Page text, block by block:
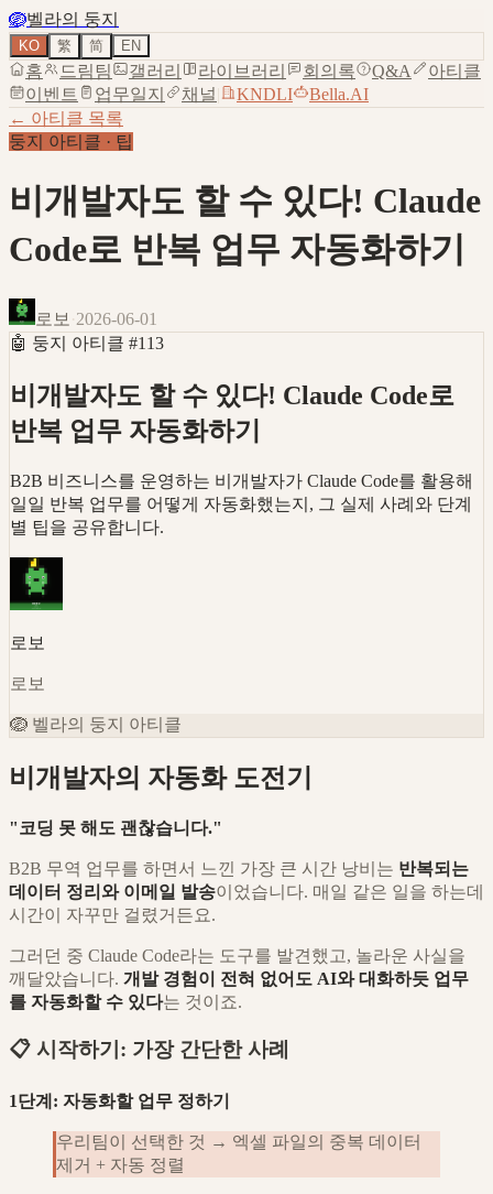
🪺벨라의 둥지
KO 繁 简 EN
홈 드림팀 갤러리 라이브러리 회의록 Q&A
아티클
이벤트
업무일지 채널 KNDLI
Bella.AI
← 아티클 목록
둥지 아티클 · 팁
비개발자도 할 수 있다! Claude
Code로 반복 업무 자동화하기
로보 ·2026-06-01
🤖 둥지 아티클 #113
비개발자도 할 수 있다! Claude Code로
반복 업무 자동화하기
B2B 비즈니스를 운영하는 비개발자가 Claude Code를 활용해
일일 반복 업무를 어떻게 자동화했는지, 그 실제 사례와 단계
별 팁을 공유합니다.
로보
로보
🪺 벨라의 둥지 아티클
비개발자의 자동화 도전기
"코딩 못 해도 괜찮습니다."
B2B 무역 업무를 하면서 느낀 가장 큰 시간 낭비는 반복되는
데이터 정리와 이메일 발송이었습니다. 매일 같은 일을 하는데
시간이 자꾸만 걸렸거든요.
그러던 중 Claude Code라는 도구를 발견했고, 놀라운 사실을
깨달았습니다. 개발 경험이 전혀 없어도 AI와 대화하듯 업무
를 자동화할 수 있다는 것이죠.
📋 시작하기: 가장 간단한 사례
1단계: 자동화할 업무 정하기
우리팀이 선택한 것 → 엑셀 파일의 중복 데이터
제거 + 자동 정렬